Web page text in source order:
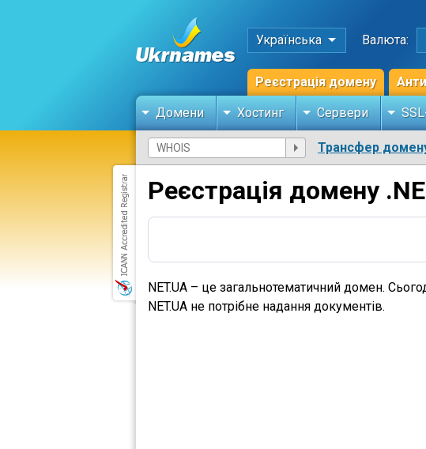
Українська Валюта:
Реєстрація домену
Домени Хостинг Сервери
Трансфер
Реєстрація домену
NET.UA – це загальнотематичний домен.
NET.UA не потрібне надання документів.